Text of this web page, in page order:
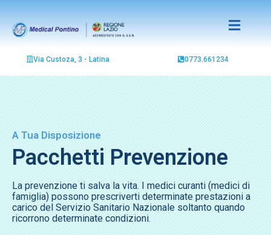
0773.661234
Via Custoza, 3 - Latina
A Tua Disposizione
Pacchetti Prevenzione
La prevenzione ti salva la vita. I medici curanti (medici di
famiglia) possono prescriverti determinate prestazioni a
carico del Servizio Sanitario Nazionale soltanto quando
ricorrono determinate condizioni.